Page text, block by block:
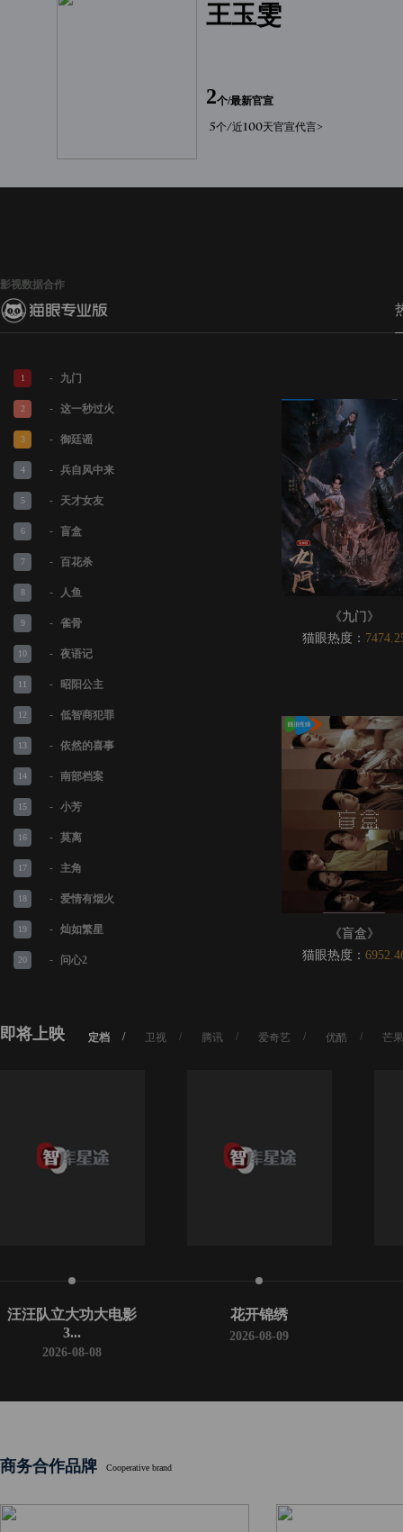
王玉雯
2个/最新官宣
5个/近100天官宣代言>
影视数据合作
1 - 九门
2 - 这一秒过火
3 - 御廷谣
4 - 兵自风中来
5 - 天才女友
6 - 盲盒
7 - 百花杀
8 - 人鱼
9 - 雀骨
10 - 夜语记
11 - 昭阳公主
12 - 低智商犯罪
13 - 依然的喜事
14 - 南部档案
15 - 小芳
16 - 莫离
17 - 主角
18 - 爱情有烟火
19 - 灿如繁星
20 - 问心2
《九门》
猫眼热度：
《盲盒》
猫眼热度：
即将上映 定档 / 卫视 / 腾讯 / 爱奇艺 / 优酷 / 芒
汪汪队立大功大电影
3...
2026-08-08
花开锦绣
2026-08-09
商务合作品牌 Cooperative brand